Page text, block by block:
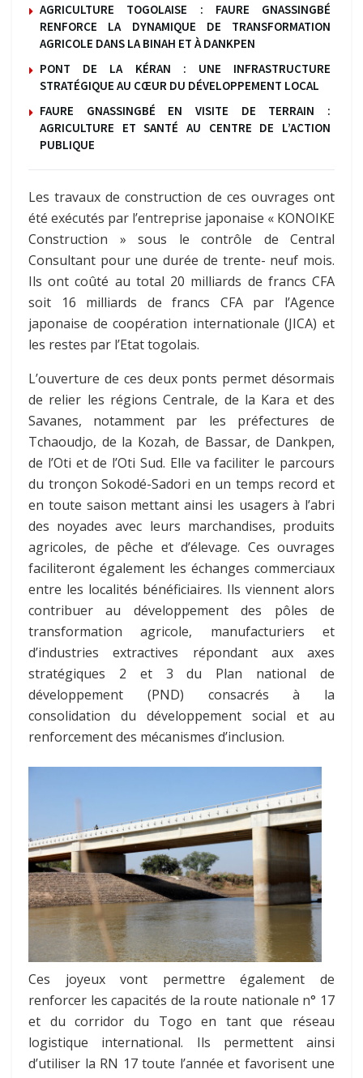
AGRICULTURE TOGOLAISE : FAURE GNASSINGBÉ
RENFORCE LA DYNAMIQUE DE TRANSFORMATION
AGRICOLE DANS LA BINAH ET À DANKPEN
PONT DE LA KÉRAN : UNE INFRASTRUCTURE
STRATÉGIQUE AU CŒUR DU DÉVELOPPEMENT LOCAL
FAURE GNASSINGBÉ EN VISITE DE TERRAIN :
AGRICULTURE ET SANTÉ AU CENTRE DE L’ACTION
PUBLIQUE
Les travaux de construction de ces ouvrages ont
été exécutés par l’entreprise japonaise « KONOIKE
Construction » sous le contrôle de Central
Consultant pour une durée de trente- neuf mois.
Ils ont coûté au total 20 milliards de francs CFA
soit 16 milliards de francs CFA par l’Agence
japonaise de coopération internationale (JICA) et
les restes par l’Etat togolais.
L’ouverture de ces deux ponts permet désormais
de relier les régions Centrale, de la Kara et des
Savanes, notamment par les préfectures de
Tchaoudjo, de la Kozah, de Bassar, de Dankpen,
de l’Oti et de l’Oti Sud. Elle va faciliter le parcours
du tronçon Sokodé-Sadori en un temps record et
en toute saison mettant ainsi les usagers à l’abri
des noyades avec leurs marchandises, produits
agricoles, de pêche et d’élevage. Ces ouvrages
faciliteront également les échanges commerciaux
entre les localités bénéficiaires. Ils viennent alors
contribuer au développement des pôles de
transformation agricole, manufacturiers et
d’industries extractives répondant aux axes
stratégiques 2 et 3 du Plan national de
développement (PND) consacrés à la
consolidation du développement social et au
renforcement des mécanismes d’inclusion.
Ces joyeux vont permettre également de
renforcer les capacités de la route nationale n° 17
et du corridor du Togo en tant que réseau
logistique international. Ils permettent ainsi
d’utiliser la RN 17 toute l’année et favorisent une